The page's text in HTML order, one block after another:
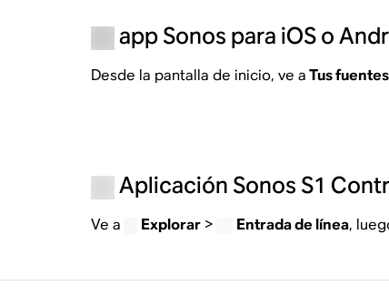
app Sonos para iOS o
Desde la pantalla de inicio, ve aTus fuentes
Aplicación Sonos S1
Ve a Explorar> Entrada de línea,